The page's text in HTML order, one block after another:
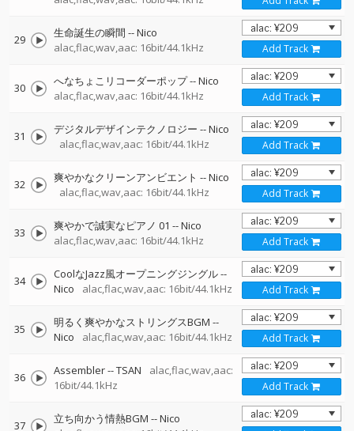
29 生命誕生の瞬間 --Nico
alac,flac,wav,aac: 16bit/44.1kHz
Add Track
30 へなちょこリコーダーポップ--Nico
alac,flac,wav,aac: 16bit/44.1kHz
Add Track
31 デジタルデザインテクノロジー --Nico
alac,flac,wav,aac: 16bit/44.1kHz
Add Track
32 爽やかなクリーンアンビエント --Nico
alac,flac,wav,aac: 16bit/44.1kHz
Add Track
33 爽やかで誠実なピアノ 01 --Nico
alac,flac,wav,aac: 16bit/44.1kHz
Add Track
34 CoolなJazz風オープニングジングル--
Nico
alac,flac,wav,aac: 16bit/44.1kHz Add Track
35 明るく爽やかなストリングスBGM --
Nico
alac,flac,wav,aac: 16bit/44.1kHz Add Track
36 Assembler--TSAN
alac,flac,wav,aac:
16bit/44.1kHz
Add Track
37 立ち向かう情熱BGM --Nico